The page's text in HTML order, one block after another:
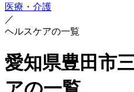
医療・介護
／
ヘルスケアの一覧
愛知県豊田市